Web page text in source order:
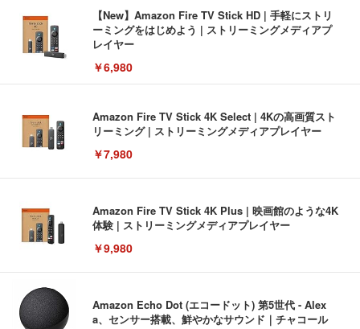
【New】Amazon Fire TV Stick HD | 手軽にストリ
ーミングをはじめよう | ストリーミングメディアプ
レイヤー
￥6,980
Amazon Fire TV Stick 4K Select | 4Kの高画質スト
リーミング | ストリーミングメディアプレイヤー
￥7,980
Amazon Fire TV Stick 4K Plus | 映画館のような4K
体験 | ストリーミングメディアプレイヤー
￥9,980
Amazon Echo Dot (エコードット) 第5世代 - Alex
a、センサー搭載、鮮やかなサウンド｜チャコール